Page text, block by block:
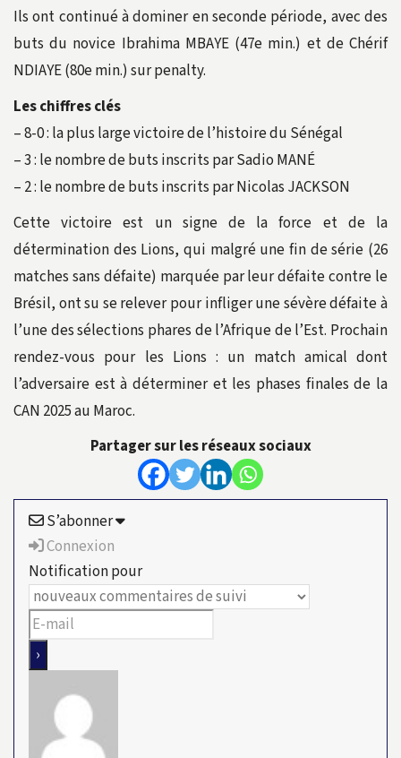
Ils ont continué à dominer en seconde période, avec des
buts du novice Ibrahima MBAYE (47e min.) et de Chérif
NDIAYE (80e min.) sur penalty.
Les chiffres clés
– 8-0 : la plus large victoire de l’histoire du Sénégal
– 3 : le nombre de buts inscrits par Sadio MANÉ
– 2 : le nombre de buts inscrits par Nicolas JACKSON
Cette victoire est un signe de la force et de la
détermination des Lions, qui malgré une fin de série (26
matches sans défaite) marquée par leur défaite contre le
Brésil, ont su se relever pour infliger une sévère défaite à
l’une des sélections phares de l’Afrique de l’Est. Prochain
rendez-vous pour les Lions : un match amical dont
l’adversaire est à déterminer et les phases finales de la
CAN 2025 au Maroc.
Partager sur les réseaux sociaux
S’abonner
Connexion
Notification pour